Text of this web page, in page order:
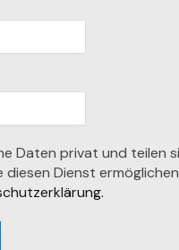
Daten privat und teilen
Dienst